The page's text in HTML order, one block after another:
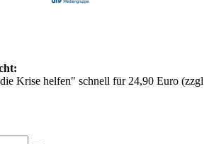
Krise helfen" schnell für 24,90 Euro (zzgl